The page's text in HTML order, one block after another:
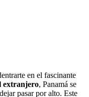
en el fascinante
extranjero, Panamá se
pasar por alto. Este